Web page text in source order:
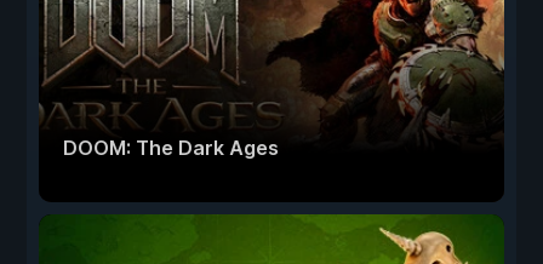
DOOM: The Dark Ages